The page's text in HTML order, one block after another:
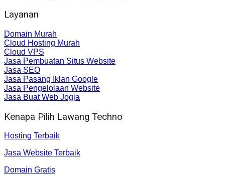
Layanan
Domain Murah
Cloud Hosting Murah
Cloud VPS
Jasa Pembuatan Situs Website
Jasa SEO
Jasa Pasang Iklan Google
Jasa Pengelolaan Website
Jasa Buat Web Jogja
Kenapa Pilih Lawang Techno
Hosting Terbaik
Jasa Website Terbaik
Domain Gratis